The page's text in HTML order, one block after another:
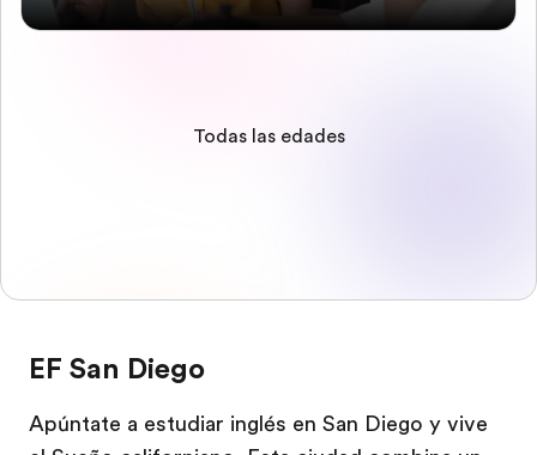
Todas las edades
EF San Diego
Apúntate a estudiar inglés en San Diego y vive